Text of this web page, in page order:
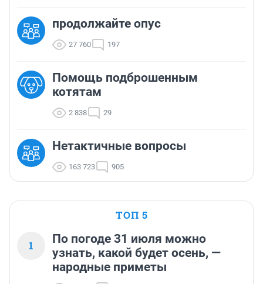
продолжайте опус
27 760 197
Помощь подброшенным
котятам
2 838 29
Нетактичные вопросы
163 723 905
ТОП 5
1
По погоде 31 июля можно
узнать, какой будет осень, —
народные приметы